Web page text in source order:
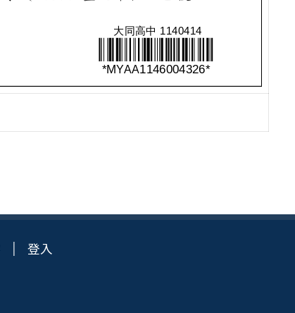
登入